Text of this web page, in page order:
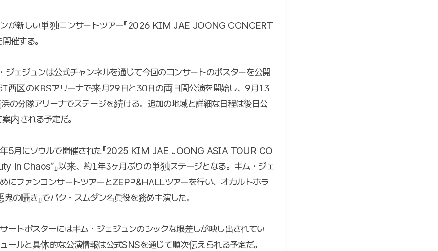
ンが新しい単独コンサートツアー『2026 KIM JAE JOONG CONCERT
催する。
ジェジュンは公式チャンネルを通じて今回のコンサートのポスターを公開
西区のKBSアリーナで来月29日と30日の両日間公演を開始し、9月13
の分隊アリーナでステージを続ける。追加の地域と詳細な日程は後日公
内される予定だ。
年5月にソウルで開催された『2025 KIM JAE JOONG ASIA TOUR CO
in Chaos″』以来、約1年3ヶ月ぶりの単独ステージとなる。キム・ジェ
にファンコンサートツアーとZEPP&HALLツアーを行い、オカルトホラ
の囁き』でパク・スムダン名眞役を務め主演した。
ートポスターにはキム・ジェジュンのシックな眼差しが映し出されてい
ールと具体的な公演情報は公式SNSを通じて順次伝えられる予定だ。